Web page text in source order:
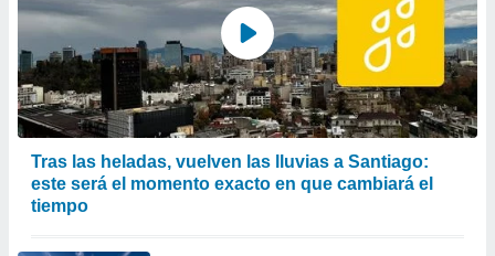
Tras las heladas, vuelven las lluvias a Santiago:
este será el momento exacto en que cambiará el
tiempo